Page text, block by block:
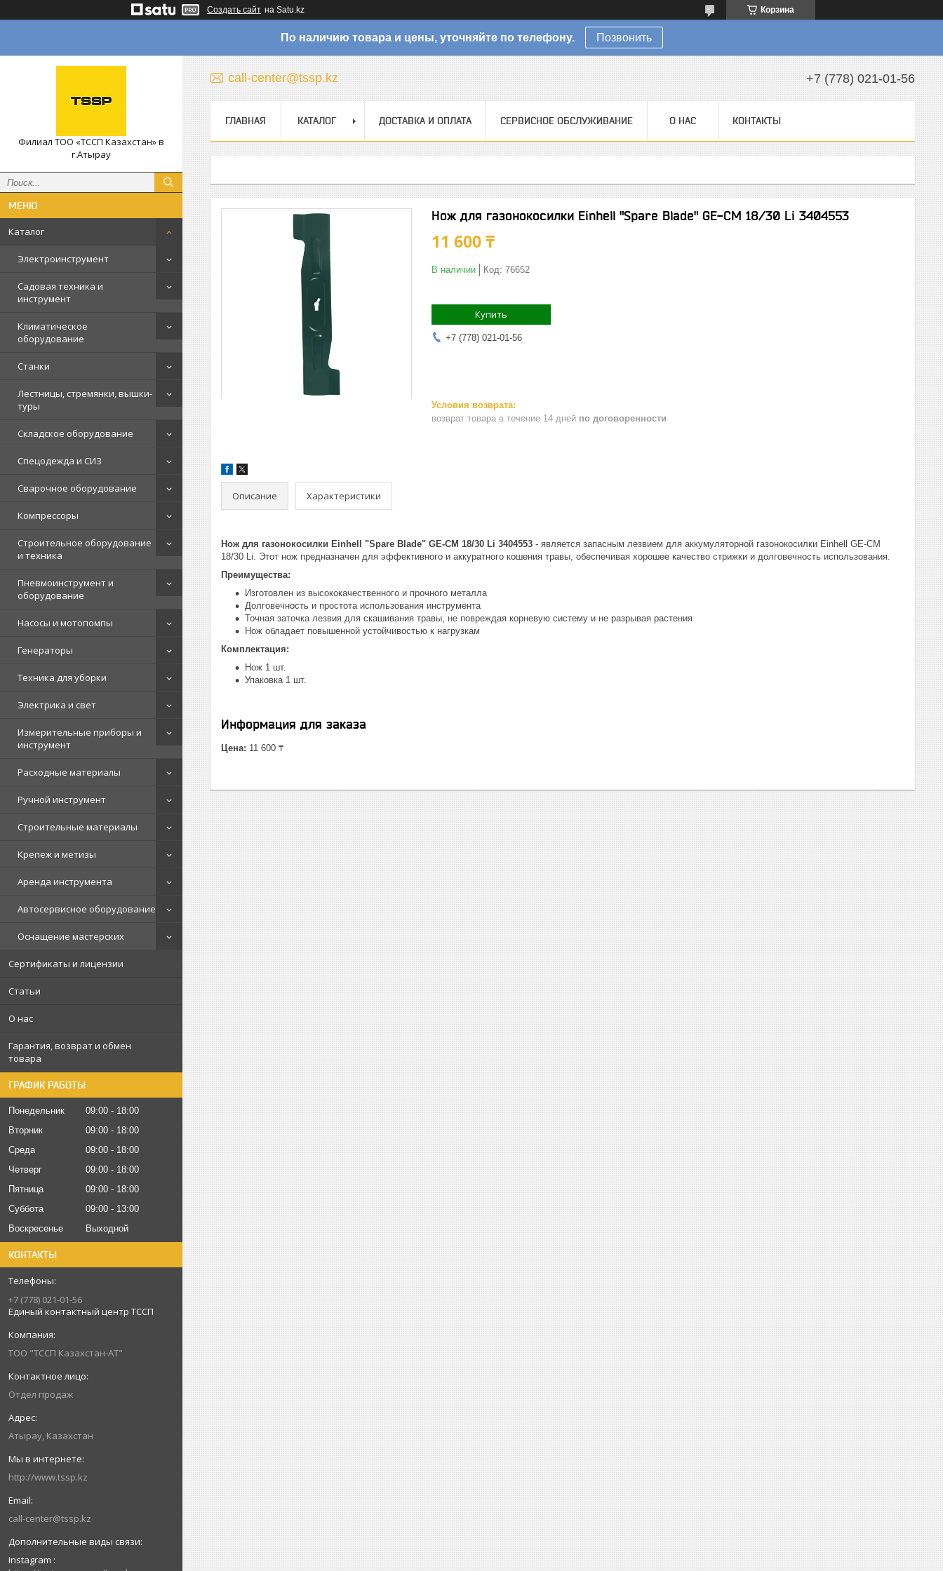
Создать сайт на Satu.kz Корзина
По наличию товара и цены, уточняйте по телефону. Позвонить
Филиал ТОО «ТССП Казахстан» в
г.Атырау
Каталог
Электроинструмент
Садовая техника и
инструмент
Климатическое
оборудование
Станки
Лестницы, стремянки, вышки-
туры
Складское оборудование
Спецодежда и СИЗ
Сварочное оборудование
Компрессоры
Строительное оборудование
и техника
Пневмоинструмент и
оборудование
Насосы и мотопомпы
Генераторы
Техника для уборки
Электрика и свет
Измерительные приборы и
инструмент
Расходные материалы
Ручной инструмент
Строительные материалы
Крепеж и метизы
Аренда инструмента
Автосервисное оборудование
Оснащение мастерских
Сертификаты и лицензии
Статьи
О нас
Гарантия, возврат и обмен
товара
ГРАФИК РАБОТЫ
Понедельник 09:00
18:00
Вторник
09:00
18:00
Среда
09:00
18:00
Четверг
09:00
18:00
Пятница
09:00
18:00
Суббота
09:00
13:00
Воскресенье
Выходной
КОНТАКТЫ
+7 (778) 021-01-56
Единый контактный центр ТССП
ТОО "ТССП Казахстан-АТ"
Отдел продаж
Атырау, Казахстан
http://www.tssp.kz
call-center@tssp.kz
Instagram
call-center@tssp.kz +7 (778) 021-01-56
ГЛАВНАЯ КАТАЛОГ ДОСТАВКА И ОПЛАТА СЕРВИСНОЕ ОБСЛУЖИВАНИЕ О НАС КОНТАКТЫ
Нож для газонокосилки Einhell "Spare Blade" GE-CM 18/30 Li 3404553
11 600 ₸
В наличии Код: 76652
Купить
+7 (778) 021-01-56
возврат товара в течение 14 дней по договоренности
Описание Характеристики
Нож для газонокосилки Einhell "Spare Blade" GE-CM 18/30 Li 3404553 - является запасным лезвием для аккумуляторной газонокосилки Einhell GE-CM
18/30 Li. Этот нож предназначен для эффективного и аккуратного кошения травы, обеспечивая хорошее качество стрижки и долговечность использования.
Преимущества:
Изготовлен из высококачественного и прочного металла
Долговечность и простота использования инструмента
Точная заточка лезвия для скашивания травы, не повреждая корневую систему и не разрывая растения
Нож обладает повышенной устойчивостью к нагрузкам
Комплектация:
Нож 1 шт.
Упаковка 1 шт.
Информация для заказа
Цена: 11 600 ₸